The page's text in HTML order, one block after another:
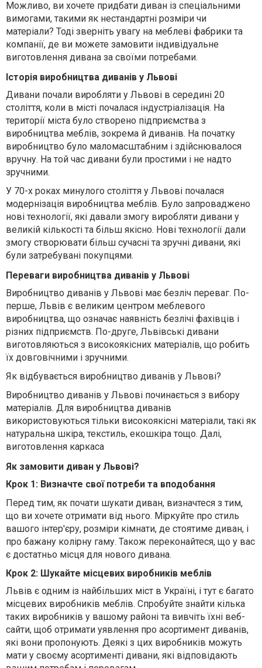
Можливо, ви хочете придбати диван із спеціальними
вимогами, такими як нестандартні розміри чи
матеріали? Тоді зверніть увагу на меблеві фабрики та
компанії, де ви можете замовити індивідуальне
виготовлення дивана за своїми потребами.
Історія виробництва диванів у Львові
Дивани почали виробляти у Львові в середині 20
століття, коли в місті почалася індустріалізація. На
території міста було створено підприємства з
виробництва меблів, зокрема й диванів. На початку
виробництво було маломасштабним і здійснювалося
вручну. На той час дивани були простими і не надто
зручними.
У 70-х роках минулого століття у Львові почалася
модернізація виробництва меблів. Було запроваджено
нові технології, які давали змогу виробляти дивани у
великій кількості та більш якісно. Нові технології дали
змогу створювати більш сучасні та зручні дивани, які
були затребувані покупцями.
Переваги виробництва диванів у Львові
Виробництво диванів у Львові має безліч переваг. По-
перше, Львів є великим центром меблевого
виробництва, що означає наявність безлічі фахівців і
різних підприємств. По-друге, Львівські дивани
виготовляються з високоякісних матеріалів, що робить
їх довговічними і зручними.
Як відбувається виробництво диванів у Львові?
Виробництво диванів у Львові починається з вибору
матеріалів. Для виробництва диванів
використовуються тільки високоякісні матеріали, такі як
натуральна шкіра, текстиль, екошкіра тощо. Далі,
виготовлення каркаса
Як замовити диван у Львові?
Крок 1: Визначте свої потреби та вподобання
Перед тим, як почати шукати диван, визначтеся з тим,
що ви хочете отримати від нього. Міркуйте про стиль
вашого інтер'єру, розміри кімнати, де стоятиме диван, і
про бажану колірну гаму. Також переконайтеся, що у вас
є достатньо місця для нового дивана.
Крок 2: Шукайте місцевих виробників меблів
Львів є одним із найбільших міст в Україні, і тут є багато
місцевих виробників меблів. Спробуйте знайти кілька
таких виробників у вашому районі та вивчіть їхні веб-
сайти, щоб отримати уявлення про асортимент диванів,
які вони пропонують. Деякі з цих виробників можуть
мати у своєму асортименті дивани, які відповідають